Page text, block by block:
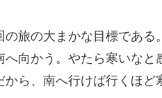
旅の大まかな目標であ
向かう。やたら寒いな
ら、南へ行けば行くほど